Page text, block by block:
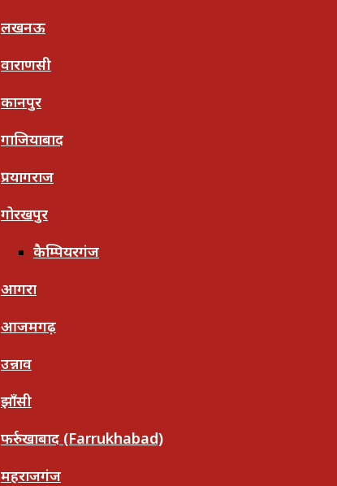
लखनऊ
वाराणसी
कानपुर
गाजियाबाद
प्रयागराज
गोरखपुर
कैम्पियरगंज
आगरा
आजमगढ़
उन्नाव
झाँसी
फर्रुखाबाद (Farrukhabad)
महराजगंज